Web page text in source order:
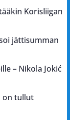
Korisliigan
jättisumman
– Nikola Jokić
on tullut